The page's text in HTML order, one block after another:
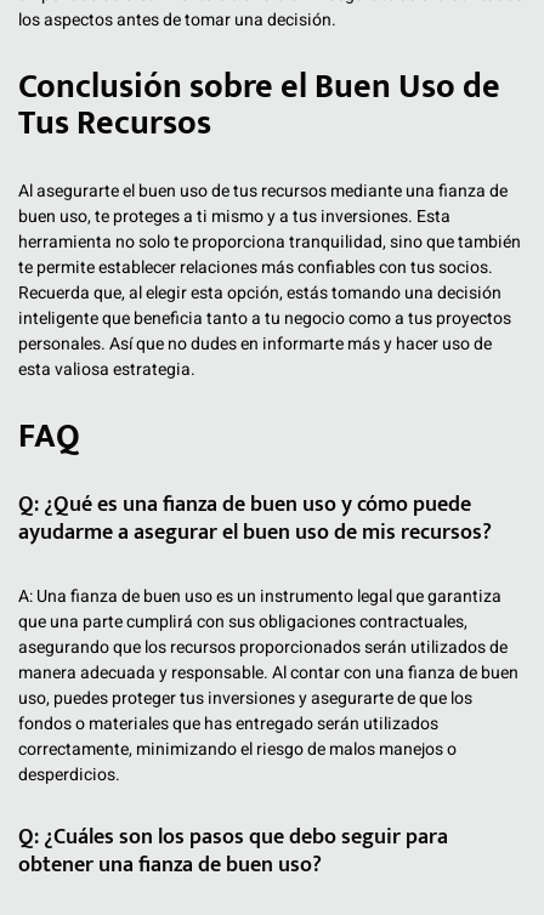
los aspectos antes de tomar una decisión.
Conclusión sobre el Buen Uso de
Tus Recursos
Al asegurarte el buen uso de tus recursos mediante una fianza de
buen uso, te proteges a ti mismo y a tus inversiones. Esta
herramienta no solo te proporciona tranquilidad, sino que también
te permite establecer relaciones más confiables con tus socios.
Recuerda que, al elegir esta opción, estás tomando una decisión
inteligente que beneficia tanto a tu negocio como a tus proyectos
personales. Así que no dudes en informarte más y hacer uso de
esta valiosa estrategia.
FAQ
Q: ¿Qué es una fianza de buen uso y cómo puede
ayudarme a asegurar el buen uso de mis recursos?
A: Una fianza de buen uso es un instrumento legal que garantiza
que una parte cumplirá con sus obligaciones contractuales,
asegurando que los recursos proporcionados serán utilizados de
manera adecuada y responsable. Al contar con una fianza de buen
uso, puedes proteger tus inversiones y asegurarte de que los
fondos o materiales que has entregado serán utilizados
correctamente, minimizando el riesgo de malos manejos o
desperdicios.
Q: ¿Cuáles son los pasos que debo seguir para
obtener una fianza de buen uso?